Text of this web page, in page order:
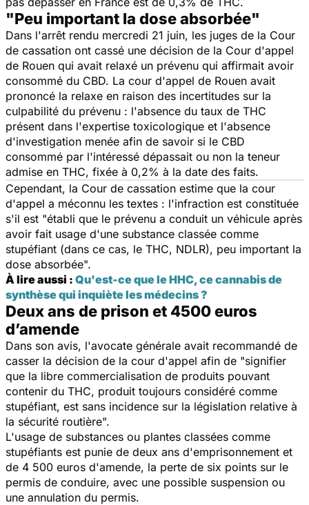
"Peu important la dose absorbée"
Dans l'arrêt rendu mercredi 21 juin, les juges de la Cour
de cassation ont cassé une décision de la Cour d'appel
de Rouen qui avait relaxé un prévenu qui affirmait avoir
consommé du CBD. La cour d'appel de Rouen avait
prononcé la relaxe en raison des incertitudes sur la
culpabilité du prévenu : l'absence du taux de THC
présent dans l'expertise toxicologique et l'absence
d'investigation menée afin de savoir si le CBD
consommé par l'intéressé dépassait ou non la teneur
admise en THC, fixée à 0,2% à la date des faits.
Cependant, la Cour de cassation estime que la cour
d'appel a méconnu les textes : l'infraction est constituée
s'il est "établi que le prévenu a conduit un véhicule après
avoir fait usage d'une substance classée comme
stupéfiant (dans ce cas, le THC, NDLR), peu important la
dose absorbée".
À lire aussi : Qu'est-ce que le HHC, ce cannabis de
synthèse qui inquiète les médecins ?
Deux ans de prison et 4500 euros
d’amende
Dans son avis, l'avocate générale avait recommandé de
casser la décision de la cour d'appel afin de "signifier
que la libre commercialisation de produits pouvant
contenir du THC, produit toujours considéré comme
stupéfiant, est sans incidence sur la législation relative à
la sécurité routière".
L'usage de substances ou plantes classées comme
stupéfiants est punie de deux ans d'emprisonnement et
de 4 500 euros d'amende, la perte de six points sur le
permis de conduire, avec une possible suspension ou
une annulation du permis.